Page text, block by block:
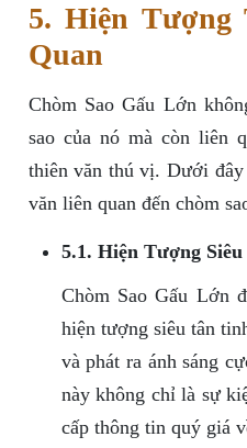
5. Hiện Tượng
Quan
Chòm Sao Gấu Lớn
sao của nó mà còn liên
thiên văn thú vị. Dưới
văn liên quan đến chòm
5.1. Hiện Tượng
Chòm Sao Gấu Lớn
hiện tượng siêu tân
và phát ra ánh sáng
này không chỉ là sự
cấp thông tin quý giá